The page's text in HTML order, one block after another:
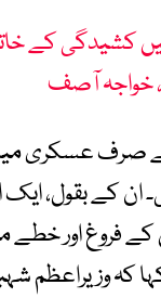
کشیدگی کے
خواجہ آصف
صرف عسکری
ان کے بقول،
کے فروغ اور
کہا کہ